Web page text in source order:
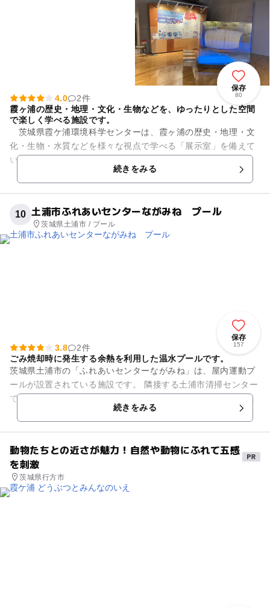
保存
80
4.0
2件
霞ヶ浦の歴史・地理・文化・生物などを、ゆったりとした空間
で楽しく学べる施設です。
茨城県霞ケ浦環境科学センターは、霞ヶ浦の歴史・地理・文
化・生物・水質などを様々な視点で学べる「展示室」を備えて
いる施設です。 施設内の研究エリアでは、霞ケ浦をはじ
続きをみる
10 土浦市ふれあいセンターながみね プール
茨城県土浦市 / プール
保存
157
3.8
2件
ごみ焼却時に発生する余熱を利用した温水プールです。
茨城県土浦市の「ふれあいセンターながみね」は、屋内運動プ
ールが設置されている施設です。 隣接する土浦市清掃センター
で、ごみ焼却時に発生する余熱を温水プールや浴室に利用して
続きをみる
動物たちとの近さが魅力！自然や動物にふれて五感
を刺激
茨城県行方市